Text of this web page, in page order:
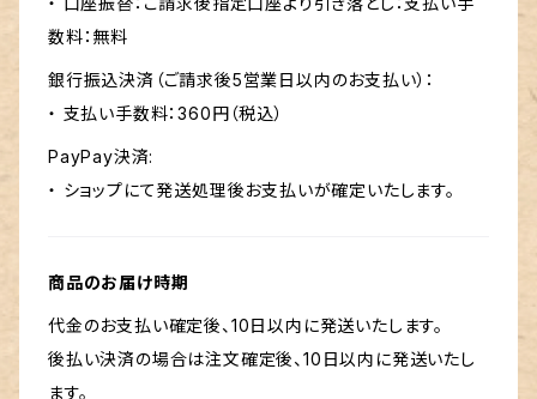
数料：無料
銀行振込決済（ご請求後5営業日以内のお支払い）：
・ 支払い手数料：360円（税込）
PayPay決済:
・ ショップにて発送処理後お支払いが確定いたします。
商品のお届け時期
代金のお支払い確定後、10日以内に発送いたします。
後払い決済の場合は注文確定後、10日以内に発送いたし
ます。